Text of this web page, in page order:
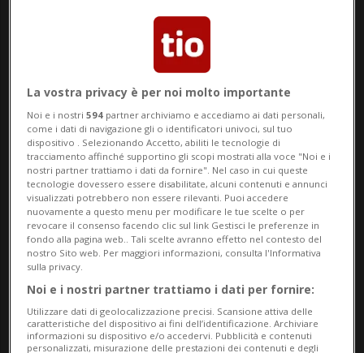
ESTETICA IN VIDEO 3 mesi
LIBERA: la nuova collezione p/e
2026 di evos parrucchieri
La vostra privacy è per noi molto importante
Noi e i nostri594 partner archiviamo e accediamo ai dati personali,
come i dati di navigazione gli o identificatori univoci, sul tuo
dispositivo . Selezionando Accetto, abiliti le tecnologie di
tracciamento affinché supportino gli scopi mostrati alla voce "Noi e i
nostri partner trattiamo i dati da fornire". Nel caso in cui queste
tecnologie dovessero essere disabilitate, alcuni contenuti e annunci
visualizzati potrebbero non essere rilevanti. Puoi accedere
nuovamente a questo menu per modificare le tue scelte o per
revocare il consenso facendo clic sul link Gestisci le preferenze in
fondo alla pagina web.. Tali scelte avranno effetto nel contesto del
nostro Sito web. Per maggiori informazioni, consulta l'Informativa
sulla privacy.
Noi e i nostri partner trattiamo i dati per fornire:
Utilizzare dati di geolocalizzazione precisi. Scansione attiva delle
caratteristiche del dispositivo ai fini dell’identificazione. Archiviare
informazioni su dispositivo e/o accedervi. Pubblicità e contenuti
personalizzati, misurazione delle prestazioni dei contenuti e degli